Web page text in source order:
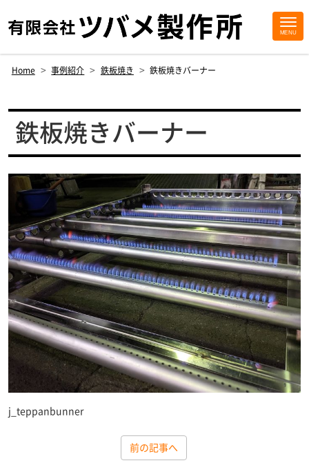
MENU
Home > 事例紹介 > 鉄板焼き > 鉄板焼きバーナー
鉄板焼きバーナー
j_teppanbunner
前の記事へ
Footer